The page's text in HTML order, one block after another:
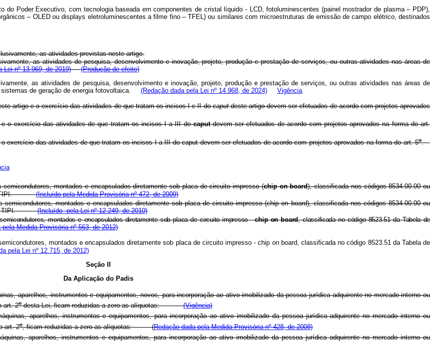
do Poder Executivo, com tecnologia baseada em componentes de cristal líquido - LCD, fotoluminescentes (painel mostrador de plasma – PDP),
– OLED ou displays eletroluminescentes a filme fino – TFEL) ou similares com microestruturas de emissão de campo elétrico, destinados
as atividades previstas neste artigo.
as atividades de pesquisa, desenvolvimento e inovação, projeto, produção e prestação de serviços, ou outras atividades nas áreas de
Lei nº 13.969, de 2019)
(Produção de efeito)
as atividades de pesquisa, desenvolvimento e inovação, projeto, produção e prestação de serviços, ou outras atividades nas áreas de
sistemas de geração de energia fotovoltaica. (Redação dada pela Lei nº 14.968, de 2024) Vigência
artigo e o exercício das atividades de que tratam os incisos I e II docaputdeste artigo devem ser efetuados de acordo com projetos aprovados
o exercício das atividades de que tratam os incisos I a III docaputdevem ser efetuados de acordo com projetos aprovados na forma do art.
exercício das atividades de que tratam os incisos I a III docaputdevem ser efetuados de acordo com projetos aprovados na forma do art. 5o.
montados e encapsulados diretamente sob placa de circuito impresso (chip on board), classificada nos códigos 8534.00.00 ou
- TIPI.(Incluído pela Medida Provisória nº 472, de 2009)
montados e encapsulados diretamente sob placa de circuito impresso (chip on board), classificada nos códigos 8534.00.00 ou
- TIPI.(Incluído pela Lei nº 12.249, de 2010)
montados e encapsulados diretamente sob placa de circuito impresso -chip on board, classificada no código 8523.51 da Tabela de
pela Medida Provisória nº 563, de 2012)
montados e encapsulados diretamente sob placa de circuito impresso -chip on board, classificada no código 8523.51 da Tabela de
pela Lei nº 12.715, de 2012)
Seção II
Da Aplicação do Padis
aparelhos, instrumentos e equipamentos, novos, para incorporação ao ativo imobilizado da pessoa jurídica adquirente no mercado interno ou
art. 2odesta Lei, ficam reduzidas a zero as alíquotas:(Vigência)
aparelhos, instrumentos e equipamentos, para incorporação ao ativo imobilizado da pessoa jurídica adquirente no mercado interno ou
art. 2o, ficam reduzidas a zero as alíquotas: (Redação dada pela Medida Provisória nº 428, de 2008)
aparelhos, instrumentos e equipamentos, para incorporação ao ativo imobilizado da pessoa jurídica adquirente no mercado interno ou